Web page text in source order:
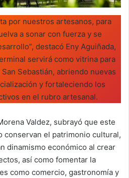
por nuestros artesanos, para
a sonar con fuerza y se
destacó Eny Aguiñada,
servirá como vitrina para
Sebastián, abriendo nuevas
y fortaleciendo los
en el rubro artesanal.
Valdez, subrayó que este
conservan el patrimonio cultural,
dinamismo económico al crear
así como fomentar la
como comercio, gastronomía y